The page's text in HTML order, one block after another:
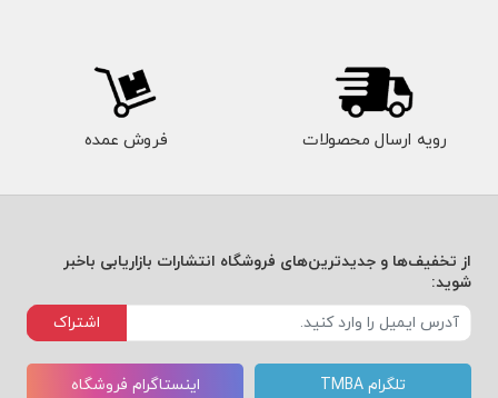
رویه ارسال محصولات فروش عمده
از تخفیف‌ها و جدیدترین‌های فروشگاه انتشارات بازاریابی باخبر
شوید:
اشتراک
تلگرام TMBA اینستاگرام فروشگاه